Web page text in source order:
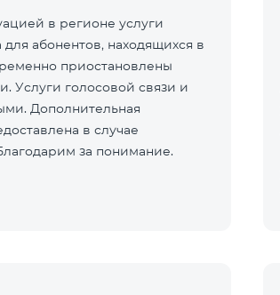
в регионе услуги
абонентов, находящихся в
приостановлены
Услуги голосовой связи и
Дополнительная
в случае
за понимание.